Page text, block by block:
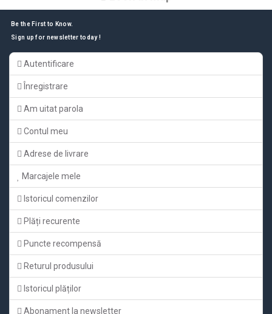
Be the First to Know.
Sign up for newsletter today !
Autentificare
Înregistrare
Am uitat parola
Contul meu
Adrese de livrare
Marcajele mele
Istoricul comenzilor
Plăți recurente
Puncte recompensă
Returul produsului
Istoricul plăților
Abonament la newsletter